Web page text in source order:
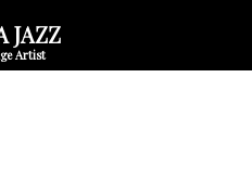
JAZZ
Artist